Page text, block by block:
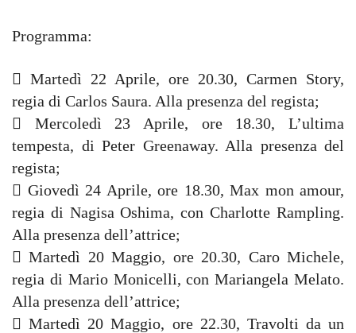
Programma:
 Martedì 22 Aprile, ore 20.30, Carmen Story,
regia di Carlos Saura. Alla presenza del regista;
 Mercoledì 23 Aprile, ore 18.30, L’ultima
tempesta, di Peter Greenaway. Alla presenza del
regista;
 Giovedì 24 Aprile, ore 18.30, Max mon amour,
regia di Nagisa Oshima, con Charlotte Rampling.
Alla presenza dell’attrice;
 Martedì 20 Maggio, ore 20.30, Caro Michele,
regia di Mario Monicelli, con Mariangela Melato.
Alla presenza dell’attrice;
 Martedì 20 Maggio, ore 22.30, Travolti da un